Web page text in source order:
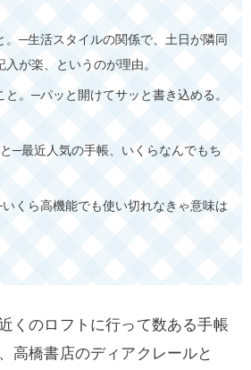
。─生活スタイルの関係で、土日が隣同
が楽、というのが理由。
。─パッと開けてサッと書き込める。
─最近人気の手帳、いくらなんでもち
くら高機能でも使い切れなきゃ意味は
くのロフトに行って数ある手帳
高橋書店のディアクレールと